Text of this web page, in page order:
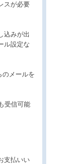
スが必要
込みが出
ル設定な
メールを
受信可能
支払いい